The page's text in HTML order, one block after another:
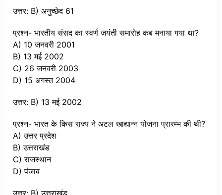
उत्तर: B) अनुच्छेद 61
प्रश्न- भारतीय संसद का स्वर्ण जयंती समारोह कब मनाया गया था?
A) 10 जनवरी 2001
B) 13 मई 2002
C) 26 जनवरी 2003
D) 15 अगस्त 2004
उत्तर: B) 13 मई 2002
प्रश्न- भारत के किस राज्य ने अटल खाद्यान्न योजना प्रारम्भ की थी?
A) उत्तर प्रदेश
B) उत्तराखंड
C) राजस्थान
D) पंजाब